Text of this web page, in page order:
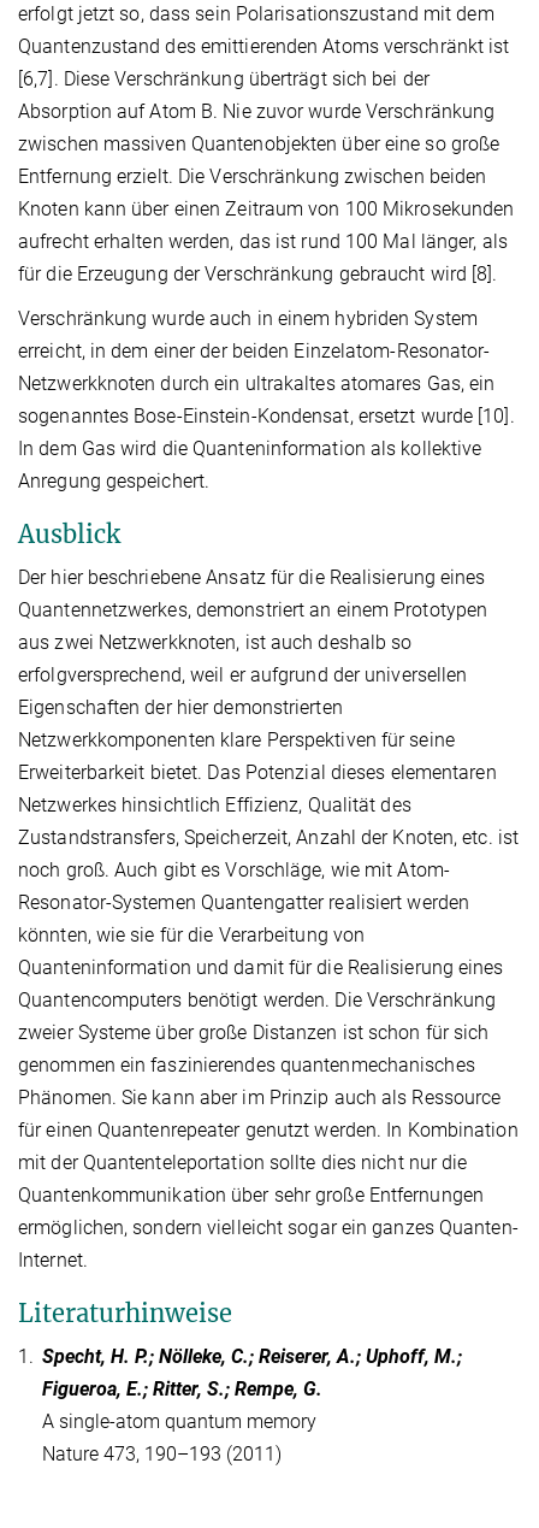
erfolgt jetzt so, dass sein Polarisationszustand mit dem
Quantenzustand des emittierenden Atoms verschränkt ist
[6,7]. Diese Verschränkung überträgt sich bei der
Absorption auf Atom B. Nie zuvor wurde Verschränkung
zwischen massiven Quantenobjekten über eine so große
Entfernung erzielt. Die Verschränkung zwischen beiden
Knoten kann über einen Zeitraum von 100 Mikrosekunden
aufrecht erhalten werden, das ist rund 100 Mal länger, als
für die Erzeugung der Verschränkung gebraucht wird [8].
Verschränkung wurde auch in einem hybriden System
erreicht, in dem einer der beiden Einzelatom-Resonator-
Netzwerkknoten durch ein ultrakaltes atomares Gas, ein
sogenanntes Bose-Einstein-Kondensat, ersetzt wurde [10].
In dem Gas wird die Quanteninformation als kollektive
Anregung gespeichert.
Ausblick
Der hier beschriebene Ansatz für die Realisierung eines
Quantennetzwerkes, demonstriert an einem Prototypen
aus zwei Netzwerkknoten, ist auch deshalb so
erfolgversprechend, weil er aufgrund der universellen
Eigenschaften der hier demonstrierten
Netzwerkkomponenten klare Perspektiven für seine
Erweiterbarkeit bietet. Das Potenzial dieses elementaren
Netzwerkes hinsichtlich Effizienz, Qualität des
Zustandstransfers, Speicherzeit, Anzahl der Knoten, etc. ist
noch groß. Auch gibt es Vorschläge, wie mit Atom-
Resonator-Systemen Quantengatter realisiert werden
könnten, wie sie für die Verarbeitung von
Quanteninformation und damit für die Realisierung eines
Quantencomputers benötigt werden. Die Verschränkung
zweier Systeme über große Distanzen ist schon für sich
genommen ein faszinierendes quantenmechanisches
Phänomen. Sie kann aber im Prinzip auch als Ressource
für einen Quantenrepeater genutzt werden. In Kombination
mit der Quantenteleportation sollte dies nicht nur die
Quantenkommunikation über sehr große Entfernungen
ermöglichen, sondern vielleicht sogar ein ganzes Quanten-
Internet.
Literaturhinweise
1. Specht, H. P.; Nölleke, C.; Reiserer, A.; Uphoff, M.;
Figueroa, E.; Ritter, S.; Rempe, G.
A single-atom quantum memory
Nature 473, 190–193 (2011)